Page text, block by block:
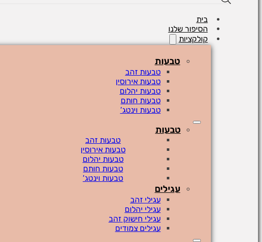
בית
הסיפור שלנו
קולקציות
טבעות
טבעות זהב
טבעות אירוסין
טבעות יהלום
טבעות חותם
טבעות וינטג’
טבעות
טבעות זהב
טבעות אירוסין
טבעות יהלום
טבעות חותם
טבעות וינטג’
עגילים
עגילי זהב
עגילי יהלום
עגילי חישוק זהב
עגילים צמודים